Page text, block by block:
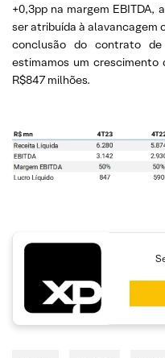
+0,3pp na margem EBITDA,
ser atribuída à alavancagem
conclusão do contrato
estimamos um crescimento
R$847 milhões.